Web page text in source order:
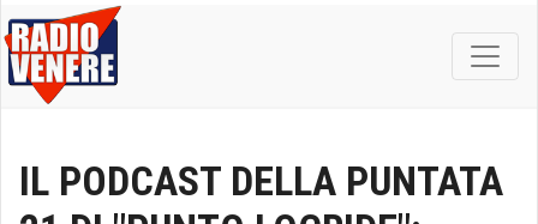
IL PODCAST DELLA PUNTATA